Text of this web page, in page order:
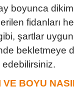
boyunca
fidanları
şartlar
bekletmeye
edebilirsiniz.
VE BOYU